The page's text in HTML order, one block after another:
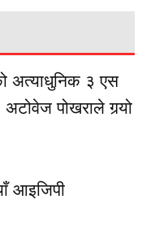
अत्याधुनिक ३ एस
पोखराले गर्‍यो
आइजिपी